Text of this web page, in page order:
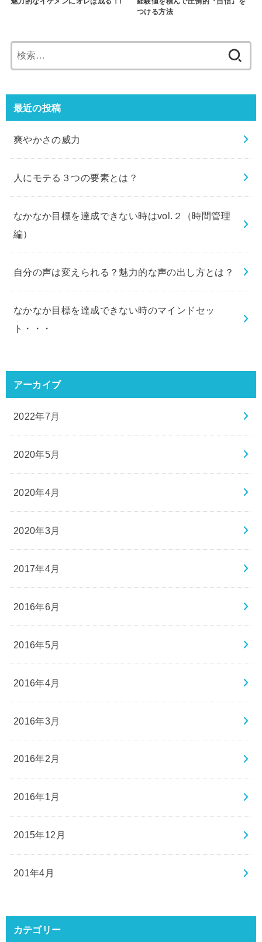
つける方法
索:
最近の投稿
爽やかさの威力
人にモテる３つの要素とは？
なかなか目標を達成できない時はvol.２（時間管理
編）
自分の声は変えられる？魅力的な声の出し方とは？
なかなか目標を達成できない時のマインドセッ
ト・・・
アーカイブ
2022年7月
2020年5月
2020年4月
2020年3月
2017年4月
2016年6月
2016年5月
2016年4月
2016年3月
2016年2月
2016年1月
2015年12月
201年4月
カテゴリー